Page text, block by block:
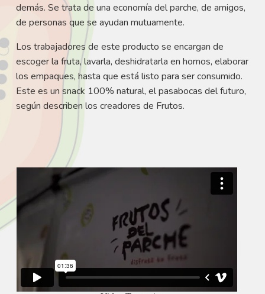
demás. Se trata de una economía del parche, de amigos,
de personas que se ayudan mutuamente.
Los trabajadores de este producto se encargan de
escoger la fruta, lavarla, deshidratarla en hornos, elaborar
los empaques, hasta que está listo para ser consumido.
Este es un snack 100% natural, el pasabocas del futuro,
según describen los creadores de Frutos.